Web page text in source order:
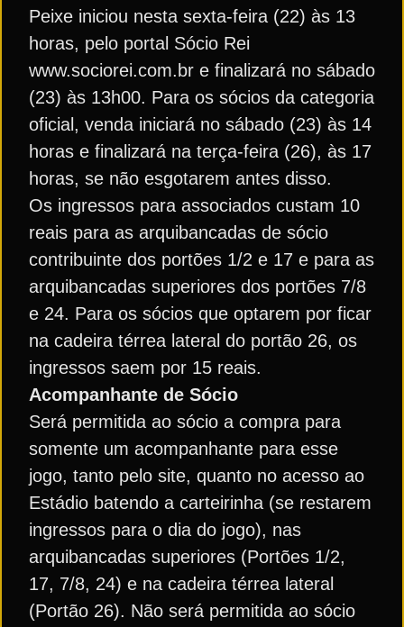
Peixe iniciou nesta sexta-feira (22) às 13
horas, pelo portal Sócio Rei
www.sociorei.com.br e finalizará no sábado
(23) às 13h00. Para os sócios da categoria
oficial, venda iniciará no sábado (23) às 14
horas e finalizará na terça-feira (26), às 17
horas, se não esgotarem antes disso.
Os ingressos para associados custam 10
reais para as arquibancadas de sócio
contribuinte dos portões 1/2 e 17 e para as
arquibancadas superiores dos portões 7/8
e 24. Para os sócios que optarem por ficar
na cadeira térrea lateral do portão 26, os
ingressos saem por 15 reais.
Acompanhante de Sócio
Será permitida ao sócio a compra para
somente um acompanhante para esse
jogo, tanto pelo site, quanto no acesso ao
Estádio batendo a carteirinha (se restarem
ingressos para o dia do jogo), nas
arquibancadas superiores (Portões 1/2,
17, 7/8, 24) e na cadeira térrea lateral
(Portão 26). Não será permitida ao sócio